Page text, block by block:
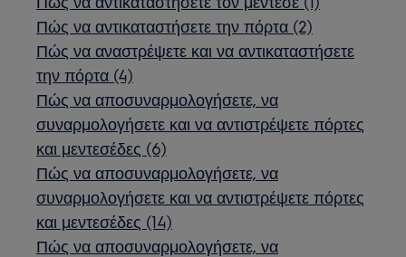
Πώς να αντικαταστήσετε την πόρτα (2)
Πώς να αναστρέψετε και να αντικαταστήσετε
την πόρτα (4)
Πώς να αποσυναρμολογήσετε, να
συναρμολογήσετε και να αντιστρέψετε πόρτες
και μεντεσέδες (6)
Πώς να αποσυναρμολογήσετε, να
συναρμολογήσετε και να αντιστρέψετε πόρτες
και μεντεσέδες (14)
Πώς να αποσυναρμολογήσετε, να